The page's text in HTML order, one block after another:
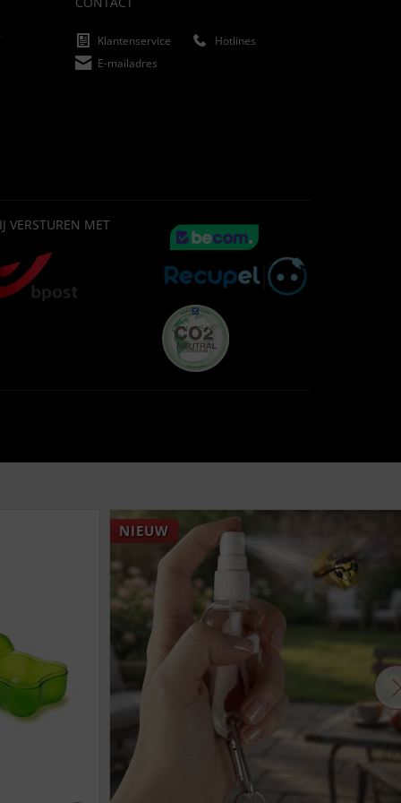
Klantenservice
Hotlines
E-mailadres
VERSTUREN MET
NIEUW